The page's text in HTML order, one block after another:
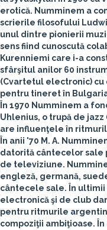
erotică. Numminem a
scrierile filosofului
unul dintre pionierii
sens fiind cunoscută
Kurenniemi care i-a
sfârşitul anilor 60
(Cvartetul electronic)
pentru tineret în
În 1970 Numminem a
Uhlenius, o trupă de jazz
are influenţele în
În anii '70 M. A.
datorită cântecelor sale
de televiziune.
engleză, germană,
cântecele sale. În ultimii
electronică şi de club
pentru ritmurile
compoziţii ambiţioase. În